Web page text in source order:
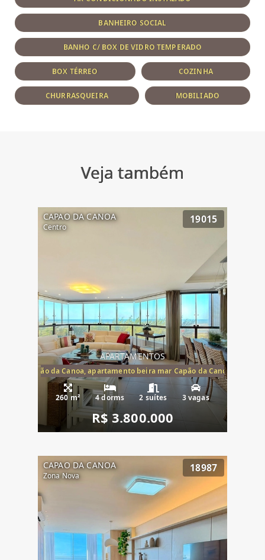
BANHEIRO SOCIAL
BANHO C/ BOX DE VIDRO TEMPERADO
BOX TÉRREO COZINHA
CHURRASQUEIRA MOBILIADO
Veja também
CAPAO DA CANOA
Centro
19015
APARTAMENTOS
mar Capão da Canoa, apartamento beira mar Capão da Canoa,
260 m² 4 dorms 2 suítes 3 vagas
R$ 3.800.000
CAPAO DA CANOA
Zona Nova
18987